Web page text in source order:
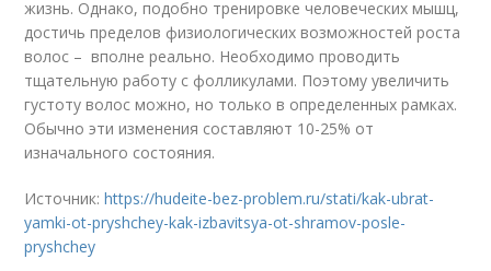
жизнь. Однако, подобно тренировке человеческих мышц,
достичь пределов физиологических возможностей роста
волос – вполне реально. Необходимо проводить
тщательную работу с фолликулами. Поэтому увеличить
густоту волос можно, но только в определенных рамках.
Обычно эти изменения составляют 10-25% от
изначального состояния.
Источник:https://hudeite-bez-problem.ru/stati/kak-ubrat-
yamki-ot-pryshchey-kak-izbavitsya-ot-shramov-posle-
pryshchey